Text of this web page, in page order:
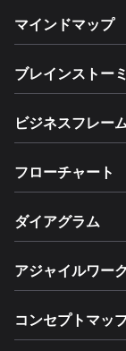
マインドマップ
ブレインストー
ビジネスフレー
フローチャート
ダイアグラム
アジャイルワー
コンセプトマッ